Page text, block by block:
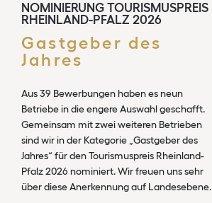
NOMINIERUNG TOURISMUSPREIS
RHEINLAND-PFALZ 2026
Gastgeber des
Jahres
Aus 39 Bewerbungen haben es neun
Betriebe in die engere Auswahl geschafft.
Gemeinsam mit zwei weiteren Betrieben
sind wir in der Kategorie „Gastgeber des
Jahres“ für den Tourismuspreis Rheinland-
Pfalz 2026 nominiert. Wir freuen uns sehr
über diese Anerkennung auf Landesebene.